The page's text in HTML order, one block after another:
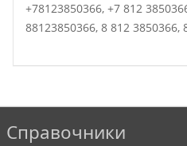
+78123850366, +7 812
88123850366, 8 812 3850366,
Справочники